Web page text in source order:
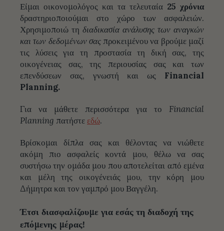
Είμαι οικονομολόγος και τα τελευταία 25 χρόνια
δραστηριοποιούμαι στο χώρο των ασφαλειών.
Χρησιμοποιώ τη διαδικασία ανάλυσης των αναγκών
και των δεδομένων σας προκειμένου να βρούμε μαζί
τις λύσεις για τη προστασία τη δική σας, της
οικογένειας σας, της περιουσίας σας και των
επενδύσεων σας, γνωστή και ως Financial
Planning.
Για να μάθετε περισσότερα για το Financial
Planning πατήστε εδώ.
Βρίσκομαι δίπλα σας και θέλοντας να νιώθετε
ακόμη πιο ασφαλείς κοντά μου, θέλω να σας
συστήσω την ομάδα μου που αποτελείται από εμένα
και μέλη της οικογένειάς μου, την κόρη μου
Δήμητρα και τον γαμπρό μου Βαγγέλη.
Έτσι διασφαλίζουμε για εσάς τη διαδοχή της
επόμενης μέρας!